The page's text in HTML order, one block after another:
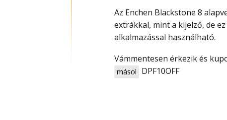
Az Enchen Blackstone 8
extrákkal, mint a kijelző, de
alkalmazással használható.
Vámmentesen érkezik és
másol DPF10OFF